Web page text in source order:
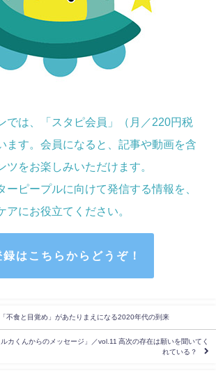
では、「スタピ会員」（月／220円税
ます。会員になると、記事や動画を含
ツをお楽しみいただけます。
ーピープルに向けて発信する情報を、
アにお役立てください
録はこちらからどうぞ！
不食と目覚め」があたりまえになる2020年代の到来
カくんからのメッセージ」／vol.11 高次の存在は願いを聞いてく
れている？